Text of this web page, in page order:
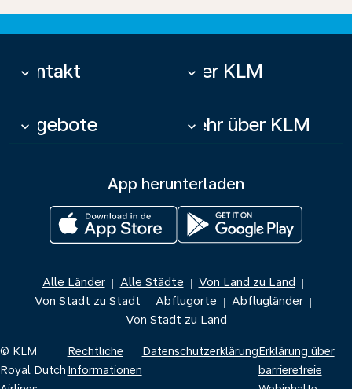
Kontakt
keyboard_arrow_down Über KLM
keyboard_arrow_down
Angebote
keyboard_arrow_down Mehr über KLM
keyboard_arrow_down
App herunterladen
Alle Länder | Alle Städte | Von Land zu Land |
Von Stadt zu Stadt | Abflugorte | Abflugländer |
Von Stadt zu Land
© KLM
Royal Dutch
Rechtliche
Informationen
DatenschutzerklärungErklärung über
barrierefreie